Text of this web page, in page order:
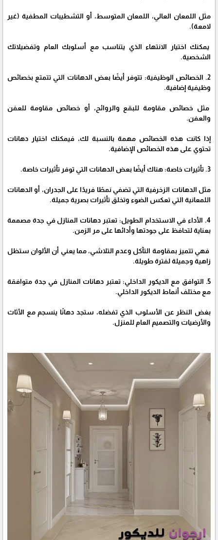
مثل اللمعان العالي، اللمعان المتوسط، أو التشطيبات المطفية (غير
لامعة).
يمكنك اختيار الانتهاء الذي يتناسب مع أسلوبك العام وتفضيلاتك
الشخصية.
2. الخصائص الوظيفية: تتوفر أيضًا بعض الدهانات التي تتمتع بخصائص
وظيفية إضافية.
مثل خصائص مقاومة للبقع والروائح، أو خصائص مقاومة للعفن
والعفن.
إذا كانت هذه الخصائص مهمة بالنسبة لك، فيمكنك اختيار دهانات
تحتوي على هذه الخصائص الإضافية.
3. تأثيرات خاصة: هناك أيضًا بعض الدهانات التي توفر تأثيرات خاصة.
مثل الدهانات الزخرفية التي تضفي نمطًا فريدًا على الجدران، أو الدهانات
اللمعانية التي تعكس الضوء وتخلق تأثيرات بصرية جميلة.
4. الأداء في الاستخدام الطويل: تعتبر دهانات المنازل في جدة مصممة
بعناية لتحافظ على جودتها وأدائها على مر الزمن.
فهي تتميز بمقاومة التآكل وعدم التلاشي، مما يعني أن الألوان ستظل
زاهية وجميلة لفترة طويلة.
5. التوافق مع الديكور الداخلي: تعتبر دهانات المنازل في جدة متوافقة
مع مختلف أنماط الديكور الداخلي.
بغض النظر عن الأسلوب الذي تفضله، ستجد دهانًا ينسجم مع الأثاث
والأرضيات والتصميم العام للمنزل.